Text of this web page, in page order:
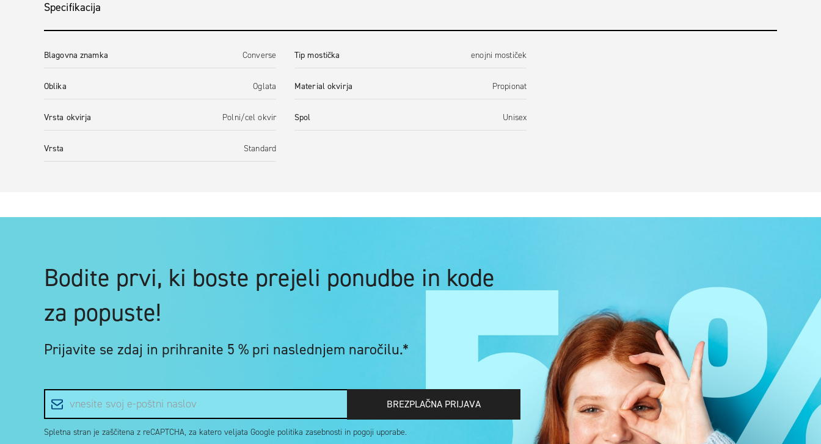
Specifikacija
Blagovna znamka Converse
Oblika Oglata
Vrsta okvirja Polni/cel okvir
Vrsta Standard
Tip mostička enojni mostiček
Material okvirja Propionat
Spol Unisex
Bodite prvi, ki boste prejeli ponudbe in kode
za popuste!
Prijavite se zdaj in prihranite 5 % pri naslednjem naročilu.*
BREZPLAČNA PRIJAVA
Spletna stran je zaščitena z reCAPTCHA, za katero veljata Google politika zasebnosti in pogoji uporabe.